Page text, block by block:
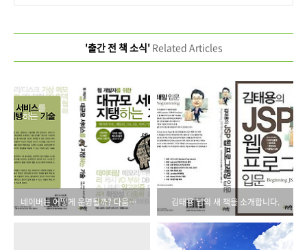
'출간 전 책 소식'Related Articles
네이버는 어떻게 운영될까? 다음은? 초대규모 서비스의 현장을 공개합니다. 김태용 님의 새 책을 소개합니다.